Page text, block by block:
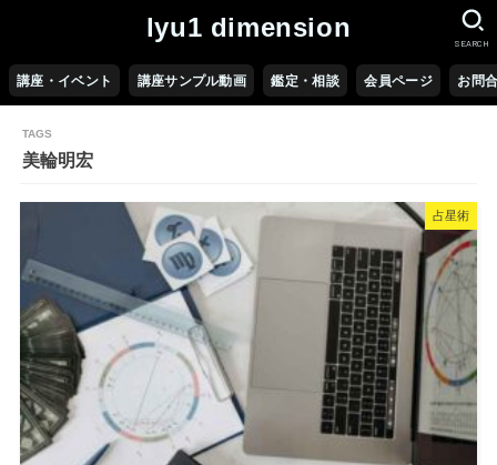
lyu1 dimension
講座・イベント 講座サンプル動画 鑑定・相談 会員ページ お問
SEARCH
美輪明宏
占星術